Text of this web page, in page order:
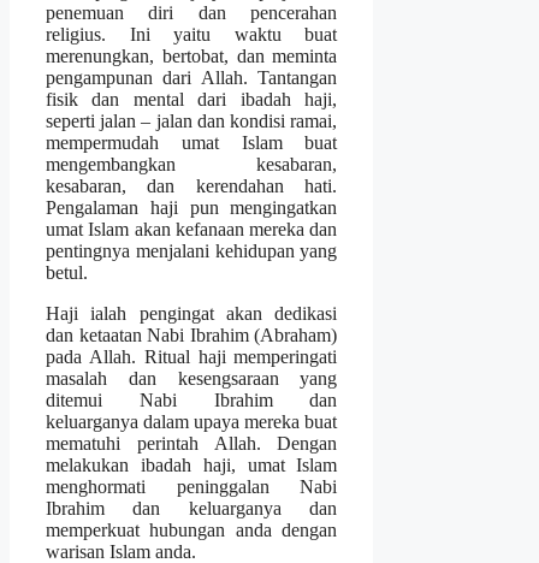
penemuan diri dan pencerahan
religius. Ini yaitu waktu buat
merenungkan, bertobat, dan meminta
pengampunan dari Allah. Tantangan
fisik dan mental dari ibadah haji,
seperti jalan – jalan dan kondisi ramai,
mempermudah umat Islam buat
mengembangkan kesabaran,
kesabaran, dan kerendahan hati.
Pengalaman haji pun mengingatkan
umat Islam akan kefanaan mereka dan
pentingnya menjalani kehidupan yang
betul.
Haji ialah pengingat akan dedikasi
dan ketaatan Nabi Ibrahim (Abraham)
pada Allah. Ritual haji memperingati
masalah dan kesengsaraan yang
ditemui Nabi Ibrahim dan
keluarganya dalam upaya mereka buat
mematuhi perintah Allah. Dengan
melakukan ibadah haji, umat Islam
menghormati peninggalan Nabi
Ibrahim dan keluarganya dan
memperkuat hubungan anda dengan
warisan Islam anda.